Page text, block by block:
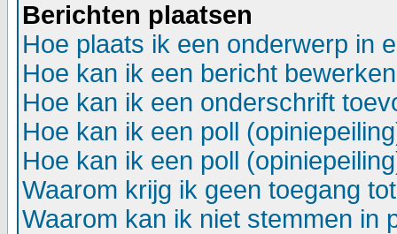
Berichten plaatsen
Hoe plaats ik een onderwerp in
Hoe kan ik een bericht
Hoe kan ik een onderschrift
Hoe kan ik een poll
Hoe kan ik een poll
Waarom krijg ik geen toegang
Waarom kan ik niet stemmen in